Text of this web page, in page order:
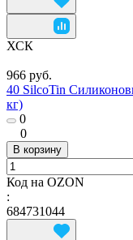
ХСК
966 руб.
40 SilcoTin
кг)
0
0
В корзину
Код на OZON
:
684731044